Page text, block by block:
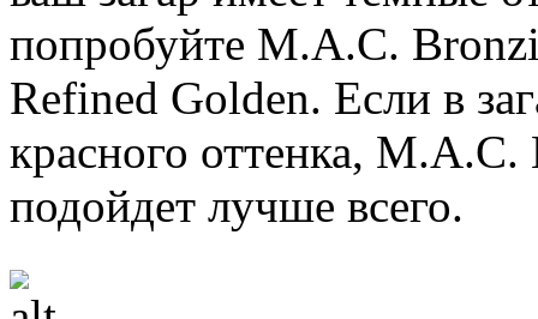
попробуйте M.A.C.
Refined Golden. Если в
красного оттенка,
подойдет лучше всего.